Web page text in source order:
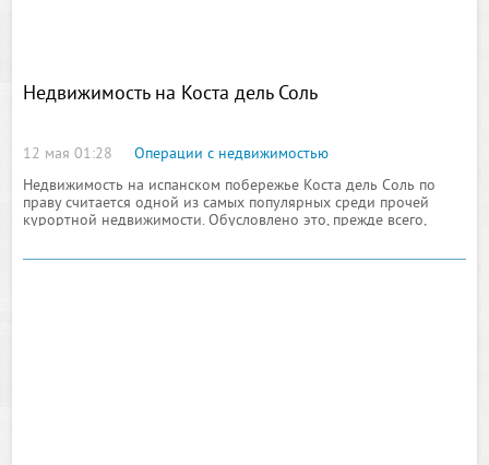
Недвижимость на Коста дель Соль
12 мая 01:28
Операции с недвижимостью
Недвижимость на испанском побережье Коста дель Соль по
праву считается одной из самых популярных среди прочей
курортной недвижимости. Обусловлено это, прежде всего,
туристов со всех стран